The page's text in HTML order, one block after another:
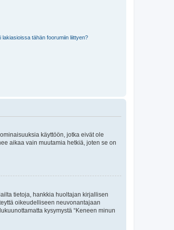
tähän foorumiin liittyen?
käyttöön, jotka eivät ole
aikaa vain muutamia hetkiä, joten se on
tietoja, hankkia huoltajan kirjallisen
oikeudelliseen neuvonantajaan
kysymystä “Keneen minun